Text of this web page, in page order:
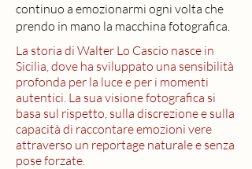
continuo a emozionarmi ogni volta che
prendo in mano la macchina fotografica.
La storia di Walter Lo Cascio nasce in
Sicilia, dove ha sviluppato una sensibilità
profonda per la luce e per i momenti
autentici. La sua visione fotografica si
basa sul rispetto, sulla discrezione e sulla
capacità di raccontare emozioni vere
attraverso un reportage naturale e senza
pose forzate.